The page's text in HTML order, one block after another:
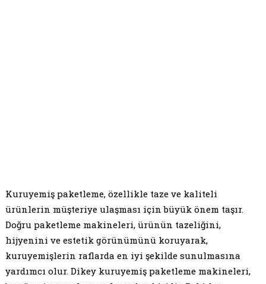
Kuruyemiş paketleme, özellikle taze ve kaliteli
ürünlerin müşteriye ulaşması için büyük önem taşır.
Doğru paketleme makineleri, ürünün tazeliğini,
hijyenini ve estetik görünümünü koruyarak,
kuruyemişlerin raflarda en iyi şekilde sunulmasına
yardımcı olur. Dikey kuruyemiş paketleme makineleri,